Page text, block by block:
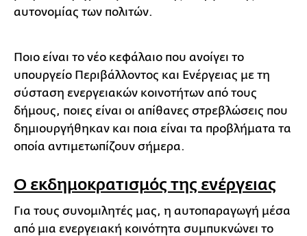
αυτονομίας των πολιτών.
Ποιο είναι το νέο κεφάλαιο που ανοίγει το
υπουργείο Περιβάλλοντος και Ενέργειας με τη
σύσταση ενεργειακών κοινοτήτων από τους
δήμους, ποιες είναι οι απίθανες στρεβλώσεις που
δημιουργήθηκαν και ποια είναι τα προβλήματα τα
οποία αντιμετωπίζουν σήμερα.
Ο εκδημοκρατισμός της ενέργειας
Για τους συνομιλητές μας, η αυτοπαραγωγή μέσα
από μια ενεργειακή κοινότητα συμπυκνώνει το